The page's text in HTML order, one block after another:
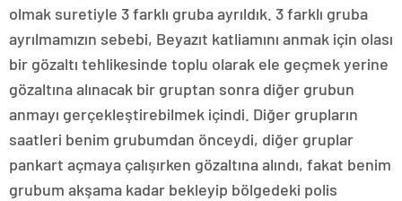
olmak suretiyle 3 farklı gruba ayrıldık. 3 farklı gruba
ayrılmamızın sebebi, Beyazıt katliamını anmak için olası
bir gözaltı tehlikesinde toplu olarak ele geçmek yerine
gözaltına alınacak bir gruptan sonra diğer grubun
anmayı gerçekleştirebilmek içindi. Diğer grupların
saatleri benim grubumdan önceydi, diğer gruplar
pankart açmaya çalışırken gözaltına alındı, fakat benim
grubum akşama kadar bekleyip bölgedeki polis